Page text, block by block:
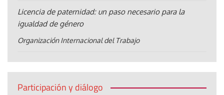
Licencia de paternidad: un paso necesario para la
igualdad de género
Organización Internacional del Trabajo
Participación y diálogo